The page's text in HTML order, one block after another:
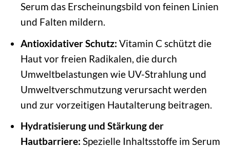
Serum das Erscheinungsbild von feinen Linien
und Falten mildern.
Antioxidativer Schutz: Vitamin C schützt die
Haut vor freien Radikalen, die durch
Umweltbelastungen wie UV-Strahlung und
Umweltverschmutzung verursacht werden
und zur vorzeitigen Hautalterung beitragen.
Hydratisierung und Stärkung der
Hautbarriere: Spezielle Inhaltsstoffe im Serum